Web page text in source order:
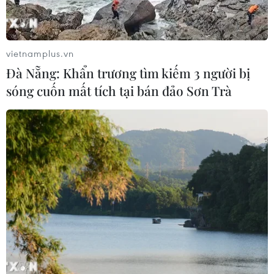
Xem thêm
CƠ QUAN CHỦ QUẢN: THÔNG TẤN XÃ VIỆT NAM
Tổng Biên tập: TRẦN TIẾN DUẨN
Phó Tổng Biên tập: NGUYỄN THỊ TÁM, KHÚC THANH
THỦY
Sở hữu trí tuệ
Quy định sử dụng
RSS
Ngôn ngữ
TTXVN
vietnamplus.vn
Đà Nẵng: Khẩn trương tìm kiếm 3 người bị
sóng cuốn mất tích tại bán đảo Sơn Trà